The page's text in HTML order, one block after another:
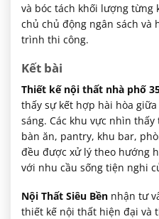
và bóc tách khối lượng từng
chủ chủ động ngân sách và
trình thi công.
Kết bài
Thiết kế nội thất nhà phố
thấy sự kết hợp hài hòa
sáng. Các khu vực nhìn
bàn ăn, pantry, khu bar,
đều được xử lý theo hướng
với nhu cầu sống tiện nghi
Nội Thất Siêu Bền nhận tư
thiết kế nội thất hiện đại và